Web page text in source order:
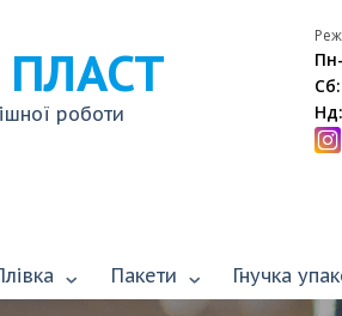
ПЛАСТ
роботи
Сб:
Нд:
Пакети Гнучка